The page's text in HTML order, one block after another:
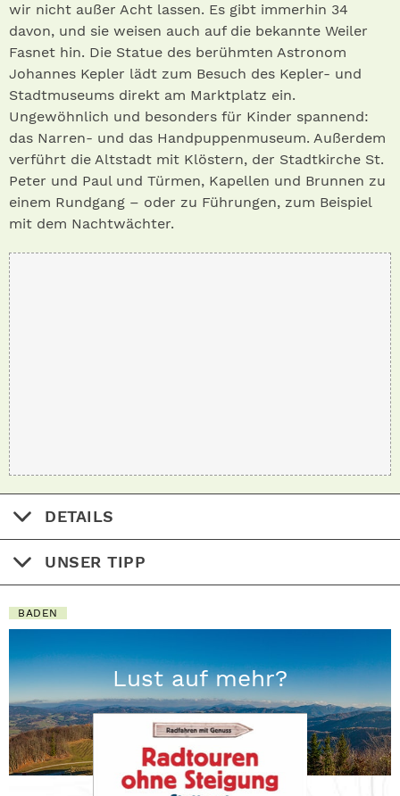
wir nicht außer Acht lassen. Es gibt immer­hin 34
davon, und sie weisen auch auf die bekannte Weiler
Fasnet hin. Die Statue des berühmten Astronom
Johannes Kepler lädt zum Besuch des Ke­p­ler- und
Stadtmuseums direkt am Marktplatz ein.
Ungewöhnlich und besonders für Kinder spannend:
das Narren- und das Handpuppenmuseum. A­u­ßerdem
verführt die Altstadt mit Klöstern, der Stadtkirche St.
Peter und Paul und Türmen, Kapellen und Brunnen zu
einem Rundgang – oder zu Führungen, zum Beispiel
mit dem Nachtwächter.
DETAILS
UNSER TIPP
BADEN
Lust auf mehr?